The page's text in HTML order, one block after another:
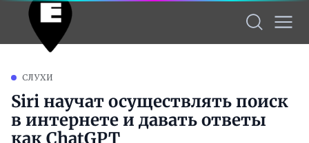
СЛУХИ
Siri научат осуществлять поиск
в интернете и давать ответы
как ChatGPT